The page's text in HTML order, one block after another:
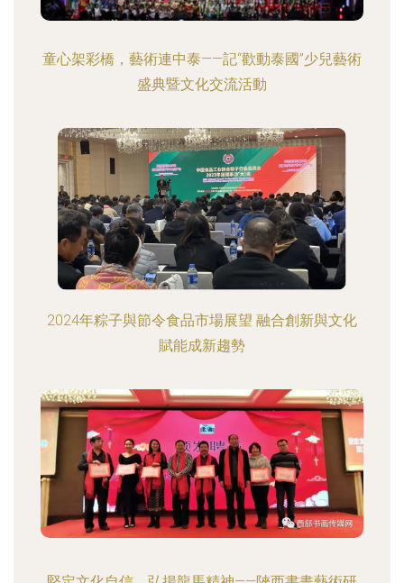
童心架彩橋，藝術連中泰——記“歡動泰國”少兒藝術
盛典暨文化交流活動
2024年粽子與節令食品市場展望 融合創新與文化
賦能成新趨勢